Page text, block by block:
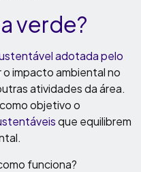
verde?
adotada pelo
o impacto ambiental no
atividades da área.
objetivo o
que equilibrem
funciona?